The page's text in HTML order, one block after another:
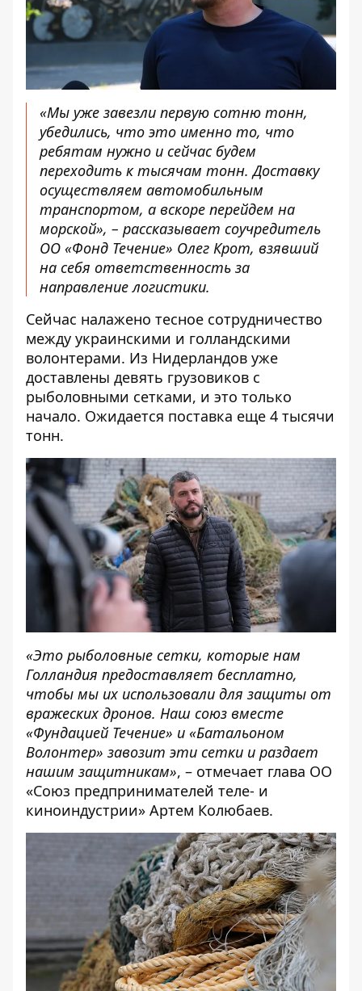
«Мы уже завезли первую сотню тонн,
убедились, что это именно то, что
ребятам нужно и сейчас будем
переходить к тысячам тонн. Доставку
осуществляем автомобильным
транспортом, а вскоре перейдем на
морской», – рассказывает соучредитель
ОО «Фонд Течение» Олег Крот, взявший
на себя ответственность за
направление логистики.
Сейчас налажено тесное сотрудничество
между украинскими и голландскими
волонтерами. Из Нидерландов уже
доставлены девять грузовиков с
рыболовными сетками, и это только
начало. Ожидается поставка еще 4 тысячи
тонн.
«Это рыболовные сетки, которые нам
Голландия предоставляет бесплатно,
чтобы мы их использовали для защиты от
вражеских дронов. Наш союз вместе
«Фундацией Течение» и «Батальоном
Волонтер» завозит эти сетки и раздает
нашим защитникам», – отмечает глава ОО
«Союз предпринимателей теле- и
киноиндустрии» Артем Колюбаев.